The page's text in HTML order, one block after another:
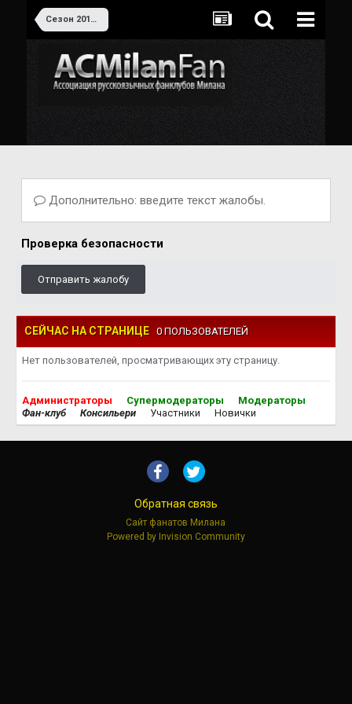
Сезон 2018-2019
Дополнительно: введите текст жалобы.
Проверка безопасности
Отправить жалобу
СЕЙЧАС НА СТРАНИЦЕ 0 ПОЛЬЗОВАТЕЛЕЙ
Нет пользователей, просматривающих эту страницу.
Администраторы Супермодераторы
Модераторы
Фан-клуб
Консильери Участники Новички
Обратная связь
Сайт фанатов Милана
Powered by Invision Community